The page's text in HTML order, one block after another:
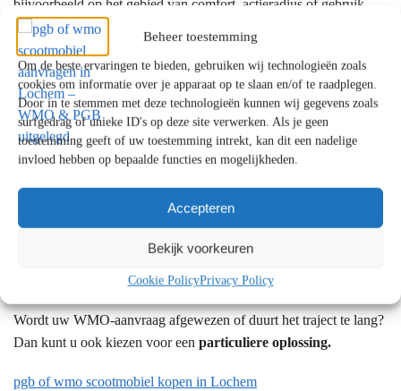
Beheer toestemming
Om de beste ervaringen te bieden, gebruiken wij technologieën zoals
cookies om informatie over je apparaat op te slaan en/of te raadplegen.
Door in te stemmen met deze technologieën kunnen wij gegevens zoals
surfgedrag of unieke ID's op deze site verwerken. Als je geen
toestemming geeft of uw toestemming intrekt, kan dit een nadelige
invloed hebben op bepaalde functies en mogelijkheden.
Accepteren
Bekijk voorkeuren
Cookie PolicyPrivacy Policy
bijvoorbeeld op het gebied van comfort, actieradius of gebruik
buitenshuis.
Hoewel wij geen showroom in Lochem hebben, kiezen veel
klanten uit Lochem ervoor onze showroom in Amsterdam
(Noord-Holland)ofKrimpen aan de Lek (Zuid-Holland)te
bezoeken voor persoonlijk advies over passende alternatieven.
(gedeeltelijk) zelf een scootmobiel aan te schaffen, bijvoorbeeld
om een eigen bijdrage te vermijden of meer keuzevrijheid te
Wordt uw WMO-aanvraag afgewezen of duurt het traject te lang?
Dan kunt u ook kiezen voor een particuliere oplossing.
pgb of wmo scootmobiel kopen in Lochem